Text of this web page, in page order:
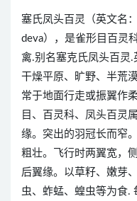
塞氏凤头百灵（英文名
deva），是雀形目百灵
禽.别名塞克氏凤头百灵.
干燥平原、旷野、半荒
常于地面行走或振翼作
目、百灵科、凤头百灵
缘。突出的羽冠长而窄
粗壮。飞行时两翼宽，
后翼缘。以草籽、嫩芽
虫、蚱蜢、蝗虫等为食